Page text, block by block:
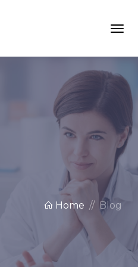
Home Blog